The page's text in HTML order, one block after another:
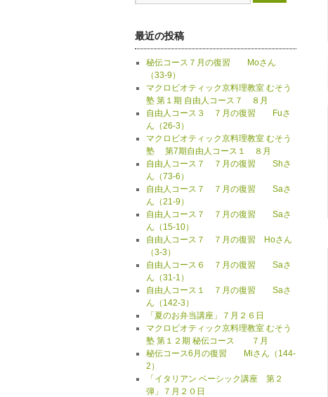
最近の投稿
秘伝コース７月の復習 Moさん
（33-9）
マクロビオティック京料理教室 むそう
塾 第１期 自由人コース７ ８月
自由人コース３ ７月の復習 Fuさ
ん（26-3）
マクロビオティック京料理教室 むそう
塾 第7期自由人コース１ ８月
自由人コース７ ７月の復習 Shさ
ん（73-6）
自由人コース７ ７月の復習 Saさ
ん（21-9）
自由人コース７ ７月の復習 Saさ
ん（15-10）
自由人コース７ ７月の復習 Hoさん
（3-3）
自由人コース６ ７月の復習 Saさ
ん（31-1）
自由人コース１ ７月の復習 Saさ
ん（142-3）
「夏のお弁当講座」７月２６日
マクロビオティック京料理教室 むそう
塾 第１２期 秘伝コース ７月
秘伝コース6月の復習 Miさん（144-
2）
「イタリアン ベーシック講座 第２
弾」７月２０日